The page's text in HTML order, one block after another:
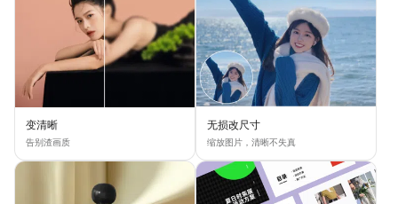
变清晰
告别渣画质
无损改尺寸
缩放图片，清晰不失真